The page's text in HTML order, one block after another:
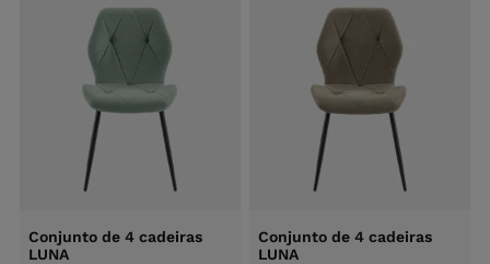
Conjunto de 4 cadeiras
LUNA
Conjunto de 4 cadeiras
LUNA